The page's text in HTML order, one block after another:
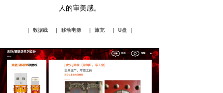
| 数据线 | 移动电源 | 旅充 | U盘 |
人的审美感。